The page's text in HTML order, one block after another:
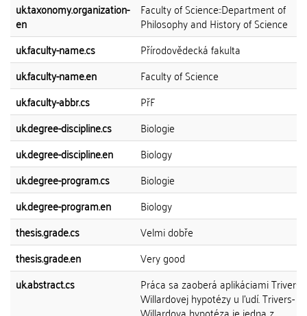
uk.taxonomy.organization-
en
Faculty of Science::Department of
Philosophy and History of Science
uk.faculty-name.cs
Přírodovědecká fakulta
uk.faculty-name.en
Faculty of Science
uk.faculty-abbr.cs
PřF
uk.degree-discipline.cs
Biologie
uk.degree-discipline.en
Biology
uk.degree-program.cs
Biologie
uk.degree-program.en
Biology
thesis.grade.cs
Velmi dobře
thesis.grade.en
Very good
uk.abstract.cs
Práca sa zaoberá aplikáciami Trivers-
Willardovej hypotézy u ľudí. Trivers-